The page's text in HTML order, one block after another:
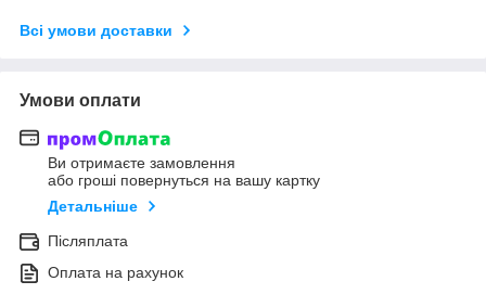
Всі умови доставки
Умови оплати
Ви отримаєте замовлення
або гроші повернуться на вашу картку
Детальніше
Післяплата
Оплата на рахунок